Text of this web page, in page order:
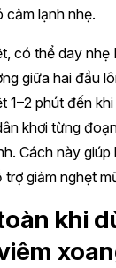
cảm lạnh nhẹ.
có thể day nhẹ
giữa hai đầu
1–2 phút đến
khơi từng
Cách này
giảm nghẹt
khi